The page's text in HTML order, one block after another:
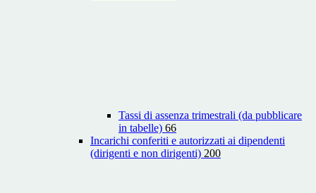
Tassi di assenza trimestrali (da pubblicare
in tabelle) 66
Incarichi conferiti e autorizzati ai dipendenti
(dirigenti e non dirigenti) 200